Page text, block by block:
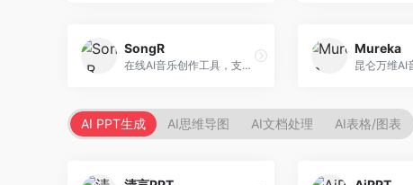
SongR
在线AI音乐创作工具，支持歌词与旋律一体化生成。面向内容创作者和音乐爱好者，提供歌词创作、旋律生成、音乐制作等服务，操作简便，创作速度快。
Mureka
AI PPT生成 AI思维导图 AI文档处理 AI表格/图表